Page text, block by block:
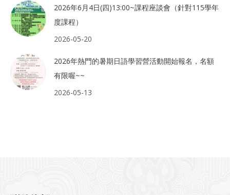
2026年6月4日(四)13:00~課程座談會（針對115學年
度課程）
2026-05-20
2026年熱門的暑期日語學習營活動開始報名，名額
有限喔~~
2026-05-13